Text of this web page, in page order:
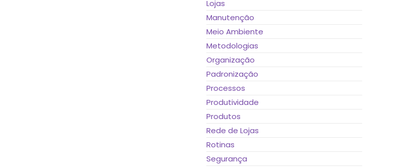
Lojas
Manutenção
Meio Ambiente
Metodologias
Organização
Padronização
Processos
Produtividade
Produtos
Rede de Lojas
Rotinas
Segurança